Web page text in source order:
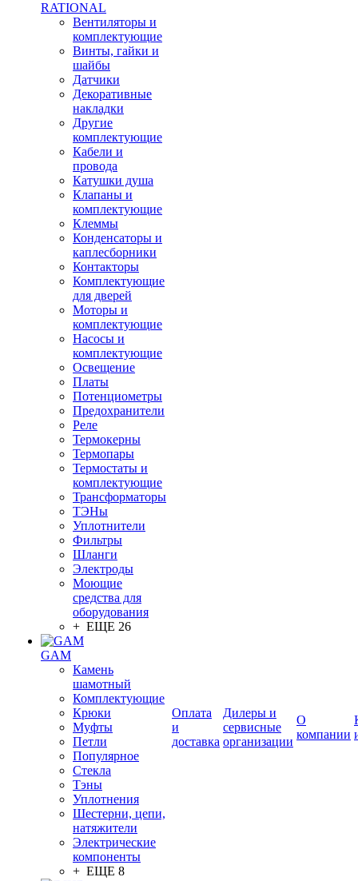
RATIONAL
Вентиляторы и
комплектующие
Винты, гайки и
шайбы
Датчики
Декоративные
накладки
Другие
комплектующие
Кабели и
провода
Катушки душа
Клапаны и
комплектующие
Клеммы
Конденсаторы и
каплесборники
Контакторы
Комплектующие
для дверей
Моторы и
комплектующие
Насосы и
комплектующие
Освещение
Платы
Потенциометры
Предохранители
Реле
Термокерны
Термопары
Термостаты и
комплектующие
Трансформаторы
ТЭНы
Уплотнители
Фильтры
Шланги
Электроды
Моющие
средства для
оборудования
+ ЕЩЕ 26
GAM
Камень
шамотный
Комплектующие
Крюки
Муфты
Петли
Популярное
Стекла
Тэны
Уплотнения
Шестерни, цепи,
натяжители
Электрические
компоненты
+ ЕЩЕ 8
Оплата
и
доставка
Дилеры и
сервисные
организации
О
компании